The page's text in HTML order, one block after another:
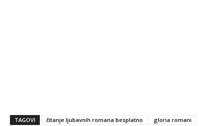
TAGOVI čitanje ljubavnih romana besplatno
gloria romani